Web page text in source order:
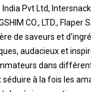
Pvt Ltd,
CO., LTD., Flaper
de saveurs et
audacieux et
dans
à la fois les